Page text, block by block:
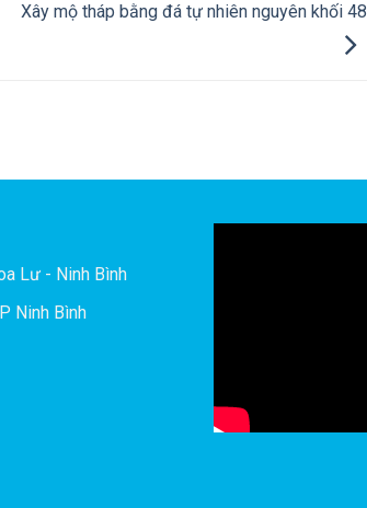
Xây mộ tháp bằng đá tự nhiên nguyên khối 48
Lư - Ninh Bình
Ninh Bình